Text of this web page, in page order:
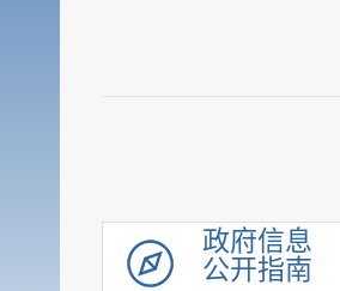
政府信息
公开指南
规划计划
统计信息